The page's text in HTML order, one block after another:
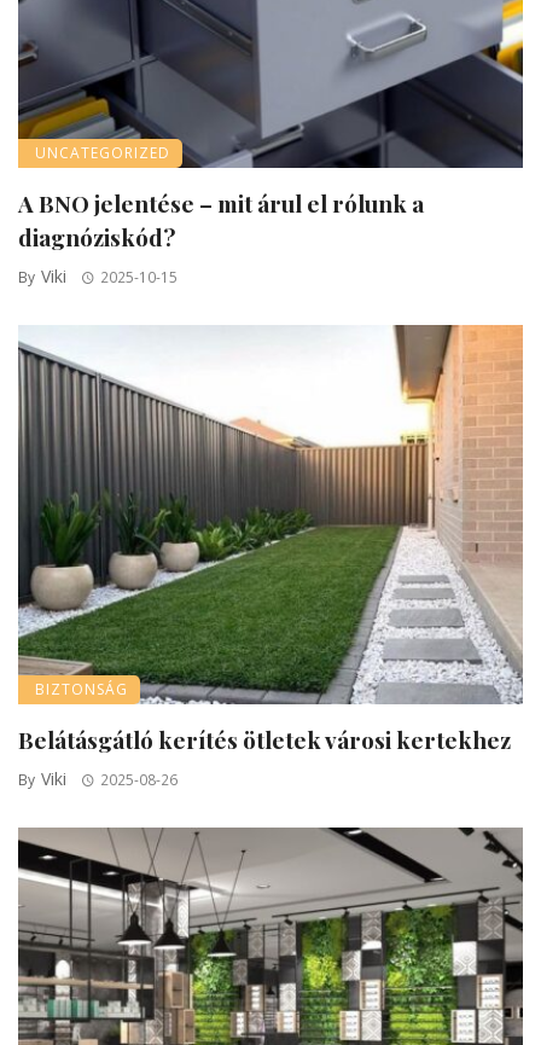
UNCATEGORIZED
A BNO jelentése – mit árul el rólunk a
diagnóziskód?
By Viki 2025-10-15
BIZTONSÁG
Belátásgátló kerítés ötletek városi kertekhez
By Viki 2025-08-26